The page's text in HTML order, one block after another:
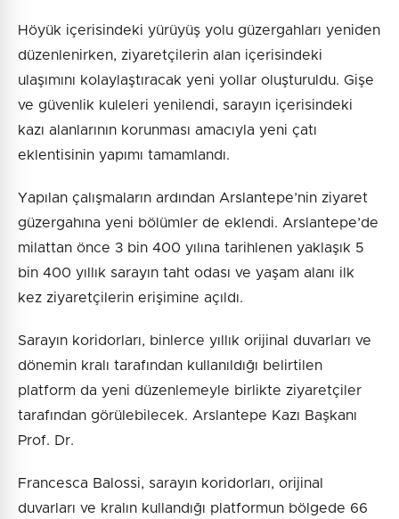
Höyük içerisindeki yürüyüş yolu güzergahları yeniden
düzenlenirken, ziyaretçilerin alan içerisindeki
ulaşımını kolaylaştıracak yeni yollar oluşturuldu. Gişe
ve güvenlik kuleleri yenilendi, sarayın içerisindeki
kazı alanlarının korunması amacıyla yeni çatı
eklentisinin yapımı tamamlandı.
Yapılan çalışmaların ardından Arslantepe’nin ziyaret
güzergahına yeni bölümler de eklendi. Arslantepe’de
milattan önce 3 bin 400 yılına tarihlenen yaklaşık 5
bin 400 yıllık sarayın taht odası ve yaşam alanı ilk
kez ziyaretçilerin erişimine açıldı.
Sarayın koridorları, binlerce yıllık orijinal duvarları ve
dönemin kralı tarafından kullanıldığı belirtilen
platform da yeni düzenlemeyle birlikte ziyaretçiler
tarafından görülebilecek. Arslantepe Kazı Başkanı
Prof. Dr.
Francesca Balossi, sarayın koridorları, orijinal
duvarları ve kralın kullandığı platformun bölgede 66